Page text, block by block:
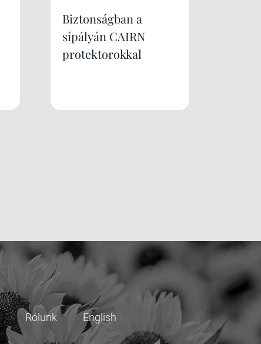
Biztonságban a
sípályán CAIRN
protektorokkal
Rólunk English